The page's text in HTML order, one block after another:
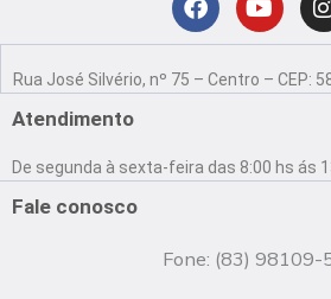
F
c
o
o
Y
u
b
e
I
r
Rua José Silvério, nº 75 – Centro – CEP:
Atendimento
De segunda à sexta-feira das 8:00 hs ás
Fale conosco
Fone: (83) 98109-